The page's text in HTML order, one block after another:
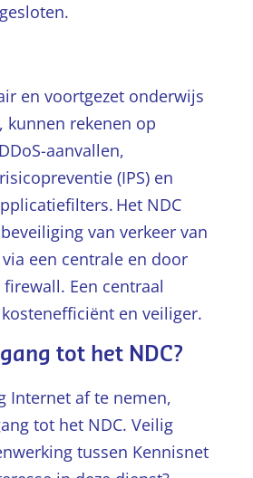
en voortgezet onderwijs
kunnen rekenen op
aanvallen,
(IPS) en
Het NDC
van verkeer van
een centrale en door
Een centraal
en veiliger.
tot het NDC?
Internet af te nemen,
tot het NDC. Veilig
tussen Kennisnet